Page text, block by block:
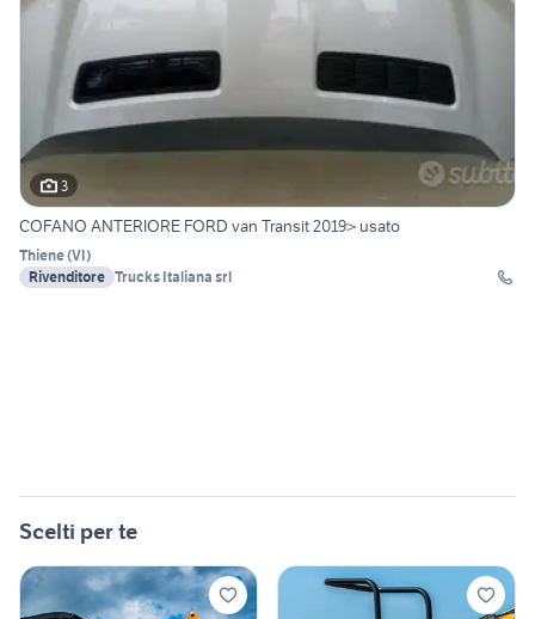
3
COFANO ANTERIORE FORD van Transit 2019> usato
Thiene(VI)
Rivenditore Trucks Italiana srl
Scelti per te